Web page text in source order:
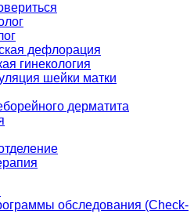
дефлорация
гинекология
шейки матки
дерматита
обследования (Check-